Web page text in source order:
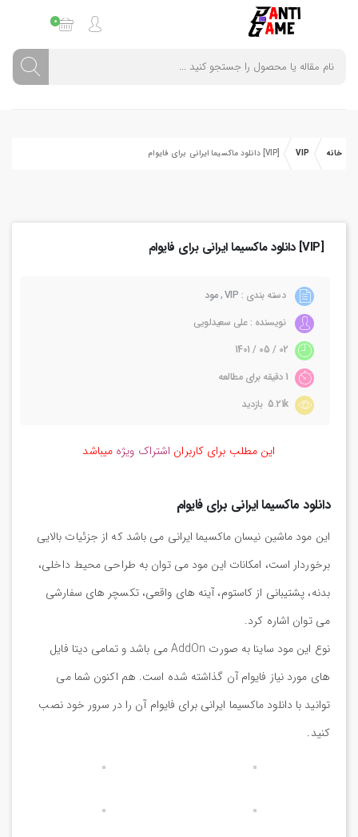
0
خانه VIP [VIP] دانلود ماکسیما ایرانی برای فایوام
[VIP] دانلود ماکسیما ایرانی برای فایوام
دسته بندی : VIP
,مود
نویسنده : علی سعیدلویی
5.21k بازدید
این مطلب برای کاربران اشتراک ویژه میباشد
دانلود ماکسیما ایرانی برای فایوام
این مود ماشین نیسان ماکسیما ایرانی می باشد که از جزئیات بالایی
برخوردار است، امکانات این مود می توان به طراحی محیط داخلی،
بدنه، پشتیبانی از کاستوم، آینه های واقعی، تکسچر های سفارشی
می توان اشاره کرد.
نوع این مود ساینا به صورت AddOn می باشد و تمامی دیتا فایل
های مورد نیاز فایوام آن گذاشته شده است. هم اکنون شما می
توانید با دانلود ماکسیما ایرانی برای فایوام آن را در سرور خود نصب
کنید.